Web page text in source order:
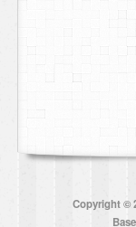
Copyright ©